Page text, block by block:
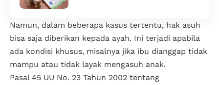
Namun, dalam beberapa kasus tertentu, hak asuh
bisa saja diberikan kepada ayah. Ini terjadi apabila
ada kondisi khusus, misalnya jika ibu dianggap tidak
mampu atau tidak layak mengasuh anak.
Pasal 45 UU No. 23 Tahun 2002 tentang